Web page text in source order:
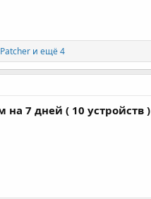
Patcherи ещё 4
7 дней ( 10 устройств )